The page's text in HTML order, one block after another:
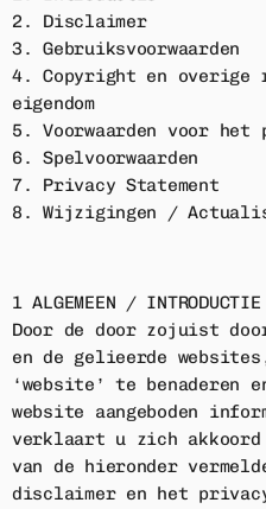
Home
Playlist
Acties
Luisteren
Adverteren
Contact
ACTIE
2. Disclaimer
3. Gebruiksvoorwaarden
4. Copyright en
eigendom
5. Voorwaarden voor
6. Spelvoorwaarden
7. Privacy Statement
8. Wijzigingen /
1 ALGEMEEN / INTRODUCTIE
Door de door zojuist
en de gelieerde
‘website’ te benaderen
website aangeboden
verklaart u zich
van de hieronder
disclaimer en het